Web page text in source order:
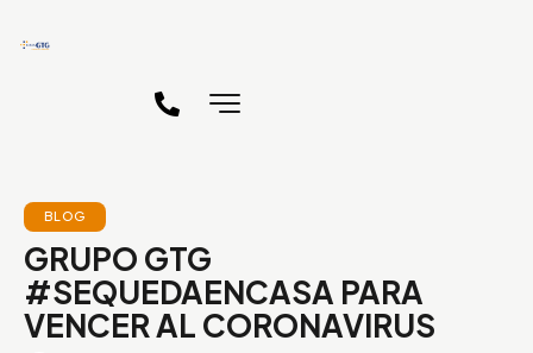
BLOG
GRUPO GTG
#SEQUEDAENCASA PARA
VENCER AL CORONAVIRUS